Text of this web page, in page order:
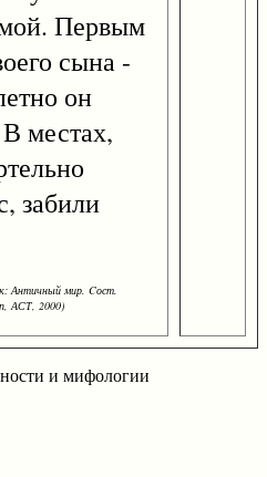
Первым
сына -
он
местах,
забили
Античный мир. Cост.
АСТ, 2000)
и мифологии